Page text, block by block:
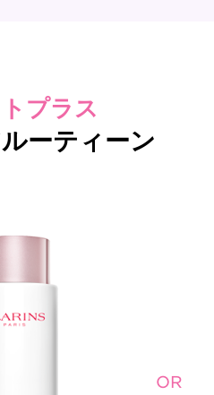
プラス
ーティーン